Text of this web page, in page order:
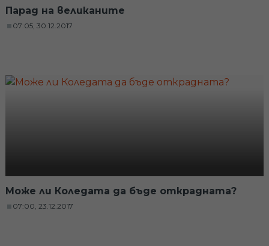
Парад на великаните
07:05, 30.12.2017
Може ли Коледата да бъде открадната?
07:00, 23.12.2017